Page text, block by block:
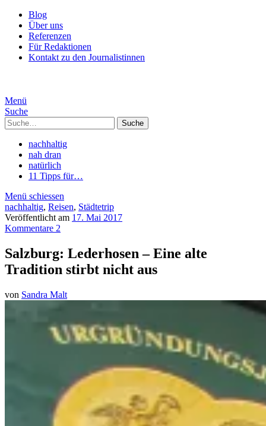
Blog
Über uns
Referenzen
Für Redaktionen
Kontakt zu den Journalistinnen
Menü
Suche
Suche
nachhaltig
nah dran
natürlich
11 Tipps für…
Menü schiessen
nachhaltig, Reisen, Städtetrip
Veröffentlicht am 17. Mai 2017
Kommentare 2
Salzburg: Lederhosen – Eine alte
Tradition stirbt nicht aus
von Sandra Malt